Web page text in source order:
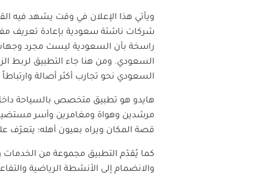
ويأتي هذا الإعلان في وقت يشهد فيه
شركات ناشئة سعودية بإعادة تعريف
راسخة بأن السعودية ليست مجرد وجهات
السعودي. ومن هنا جاء التطبيق لربط
السعودي نحو تجارب أكثر أصالة
هايدو هو تطبيق متخصص بالسياحة داخل
مرشدين وهواة ومغامرين وأسر
قصة المكان ويراه بعيون أهله؛
كما يُقدّم التطبيق مجموعة من الخدمات
والانضمام إلى الأنشطة الرياضية